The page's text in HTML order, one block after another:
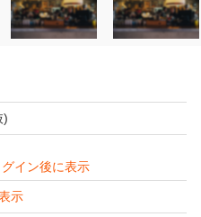
)
イン後に表示
示